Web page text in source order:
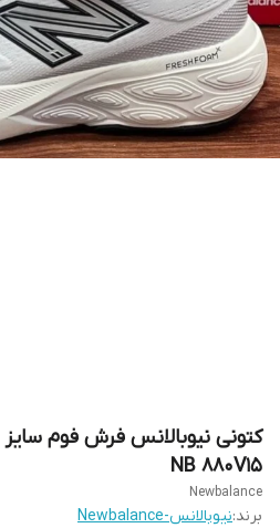
NB 880V15
Newbalance
برند:نیوبالانس-Newbalance